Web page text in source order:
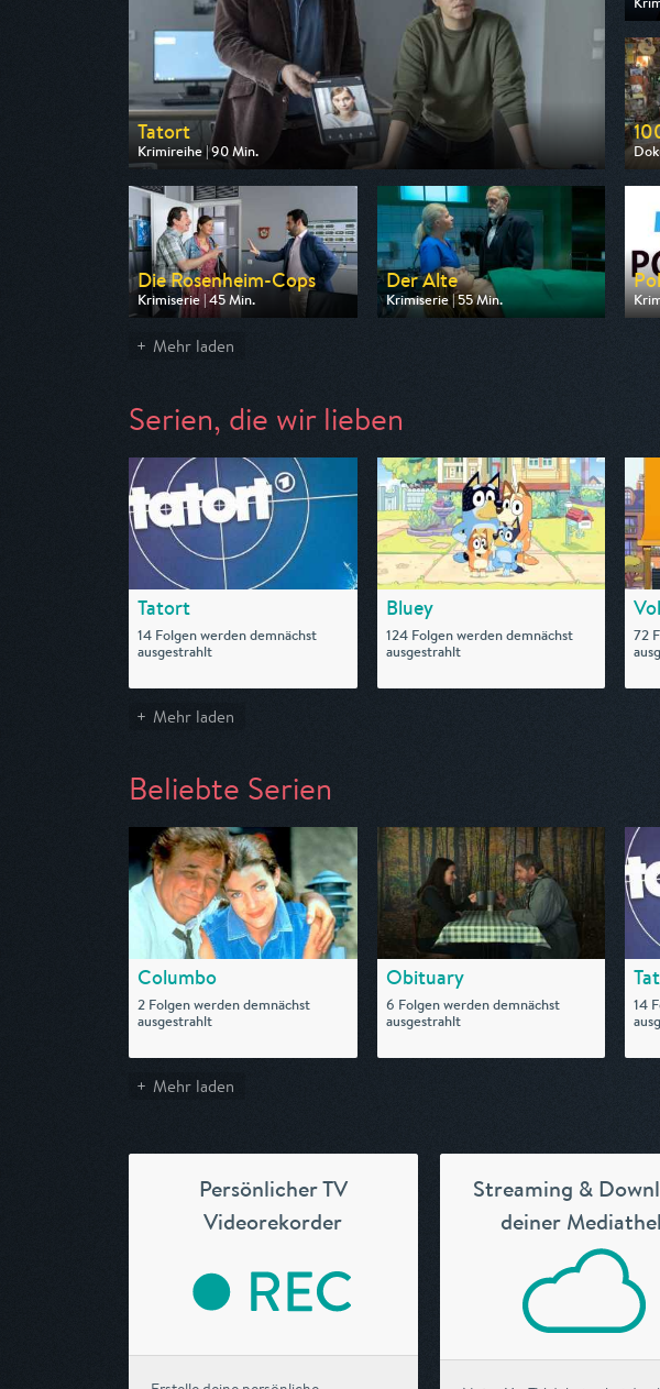
Tatort
Krimireihe | 90 Min.
Ausgestrahlt von ARD
am 09.08.2026, 20:15
am
am
Die Rosenheim-Cops
Krimiserie | 45 Min.
Ausgestrahlt von ZDF
Der Alte
Krimiserie | 55 Min.
Ausgestrahlt von ZDF
Mehr laden
Serien, die wir lieben
Tatort
14 Folgen werden demnächst
ausgestrahlt
Bluey
124 Folgen werden demnächst
ausgestrahlt
72
Mehr laden
Beliebte Serien
Columbo
2 Folgen werden demnächst
ausgestrahlt
Obituary
6 Folgen werden demnächst
ausgestrahlt
14
Mehr laden
Persönlicher TV
Videorekorder
Streaming &
deiner